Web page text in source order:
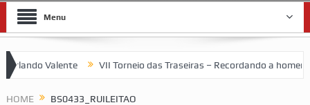
Menu
Valente VII Torneio das Traseiras – Recordando a
HOME BS0433_RUILEITAO